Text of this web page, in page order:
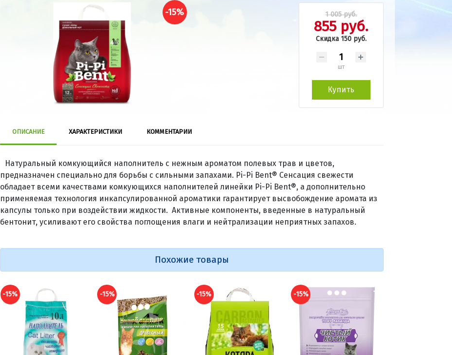
-15% 1 005 руб.
855 руб.
Скидка 150 руб.
шт
Купить
ОПИСАНИЕ ХАРАКТЕРИСТИКИ КОММЕНТАРИИ
Натуральный комкующийся наполнитель с нежным ароматом полевых трав и цветов,
предназначен специально для борьбы с сильными запахами. Pi-Pi Bent® Сенсация свежести
обладает всеми качествами комкующихся наполнителей линейки Pi-Pi Bent®, а дополнительно
применяемая технология инкапсулированной ароматики гарантирует высвобождение аромата из
капсулы только при воздействии жидкости. Активные компоненты, введенные в натуральный
бентонит, усиливают его свойства поглощения влаги и нейтрализации неприятных запахов.
Похожие товары
-15% -15% -15% -15%